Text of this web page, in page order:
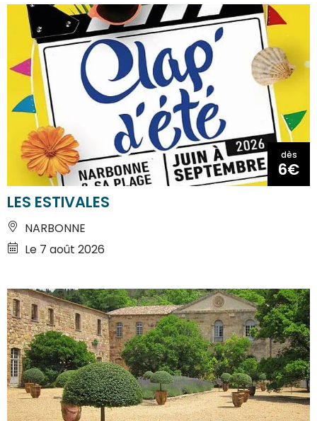
dès
6€
LES ESTIVALES
NARBONNE
Le 7 août 2026